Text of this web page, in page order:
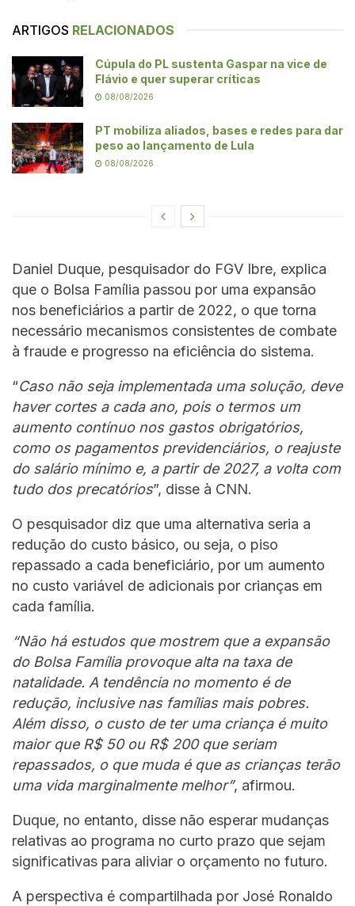
ARTIGOS RELACIONADOS
Cúpula do PL sustenta Gaspar na vice de
Flávio e quer superar críticas
08/08/2026
PT mobiliza aliados, bases e redes para dar
peso ao lançamento de Lula
08/08/2026
Daniel Duque, pesquisador do FGV Ibre, explica
que o Bolsa Família passou por uma expansão
nos beneficiários a partir de 2022, o que torna
necessário mecanismos consistentes de combate
à fraude e progresso na eficiência do sistema.
“Caso não seja implementada uma solução, deve
haver cortes a cada ano, pois o termos um
aumento contínuo nos gastos obrigatórios,
como os pagamentos previdenciários, o reajuste
do salário mínimo e, a partir de 2027, a volta com
tudo dos precatórios”, disse à CNN.
O pesquisador diz que uma alternativa seria a
redução do custo básico, ou seja, o piso
repassado a cada beneficiário, por um aumento
no custo variável de adicionais por crianças em
cada família.
“Não há estudos que mostrem que a expansão
do Bolsa Família provoque alta na taxa de
natalidade. A tendência no momento é de
redução, inclusive nas famílias mais pobres.
Além disso, o custo de ter uma criança é muito
maior que R$ 50 ou R$ 200 que seriam
repassados, o que muda é que as crianças terão
uma vida marginalmente melhor”, afirmou.
Duque, no entanto, disse não esperar mudanças
relativas ao programa no curto prazo que sejam
significativas para aliviar o orçamento no futuro.
A perspectiva é compartilhada por José Ronaldo